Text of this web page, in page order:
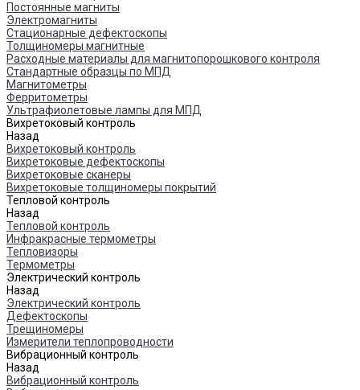
Постоянные магниты
Электромагниты
Стационарные дефектоскопы
Толщиномеры магнитные
Расходные материалы для магнитопорошкового контроля
Стандартные образцы по МПД
Магнитометры
Ферритометры
Ультрафиолетовые лампы для МПД
Вихретоковый контроль
Назад
Вихретоковый контроль
Вихретоковые дефектоскопы
Вихретоковые сканеры
Вихретоковые толщиномеры покрытий
Тепловой контроль
Назад
Тепловой контроль
Инфракрасные термометры
Тепловизоры
Термометры
Электрический контроль
Назад
Электрический контроль
Дефектоскопы
Трещиномеры
Измерители теплопроводности
Вибрационный контроль
Назад
Вибрационный контроль